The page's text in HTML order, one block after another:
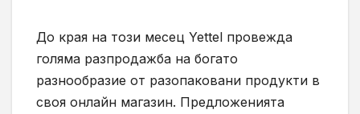
До края на този месец Yettel провежда
голяма разпродажба на богато
разнообразие от разопаковани продукти в
своя онлайн магазин. Предложенията